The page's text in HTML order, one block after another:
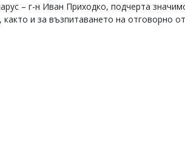
– г-н Иван Приходко, подчерта
и за възпитаването на отговорно